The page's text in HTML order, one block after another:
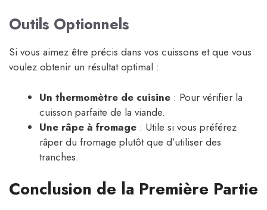
Outils Optionnels
Si vous aimez être précis dans vos cuissons et que vous
voulez obtenir un résultat optimal :
Un thermomètre de cuisine : Pour vérifier la
cuisson parfaite de la viande.
Une râpe à fromage : Utile si vous préférez
râper du fromage plutôt que d’utiliser des
tranches.
Conclusion de la Première Partie